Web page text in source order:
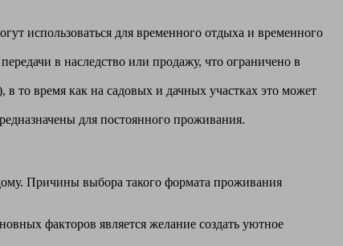
использоваться для временного отдыха и временного
в наследство или продажу, что ограничено в
то время как на садовых и дачных участках это может
для постоянного проживания.
Причины выбора такого формата проживания
факторов является желание создать уютное